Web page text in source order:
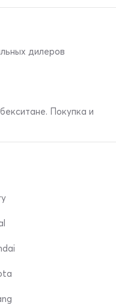
дилеров
Покупка и